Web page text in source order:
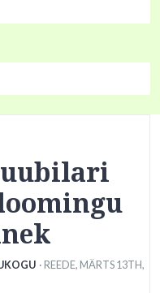
· REEDE, MÄRTS13TH,